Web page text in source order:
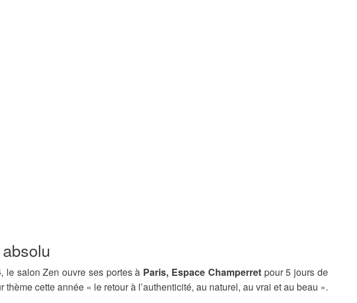
, le salon Zen ouvre ses portes à Paris, Espace Champerret pour 5 jours de
thème cette année « le retour à l’authenticité, au naturel, au vrai et au beau ».